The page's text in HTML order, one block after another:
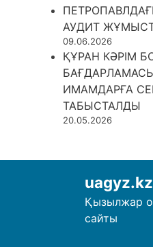
АУДИТ
09.06.2026
ҚҰРАН КӘРІМ
ИМАМДАРҒА
ТАБЫСТАЛДЫ
20.05.2026
uagyz.kz
Қызылжар
сайты